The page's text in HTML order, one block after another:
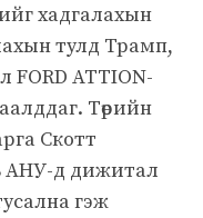
хадгалахын
тулд Трамп,
FORD ATTION-
Төрийн
Скотт
АНУ-д дижитал
гэж